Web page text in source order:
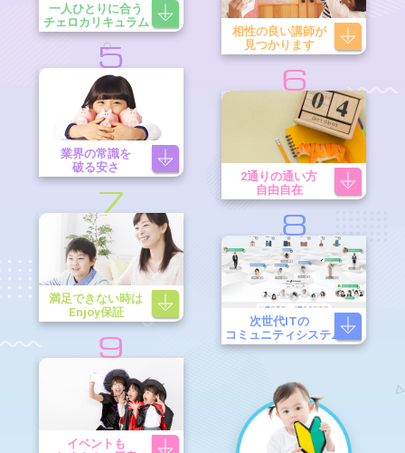
一人ひとりに合う
チェロカリキュラム
相性の良い講師が
見つかります
5
業界の常識を
破る安さ
6
2通りの通い方
自由自在
7
満足できない時は
Enjoy保証
8
次世代ITの
コミュニティシステム
9
イベントも